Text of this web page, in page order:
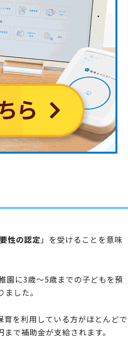
性の認定 」を受けることを意味
園に3歳〜5歳までの子どもを預
した。
を利用している方がほとんどで
で補助金が支給されます。